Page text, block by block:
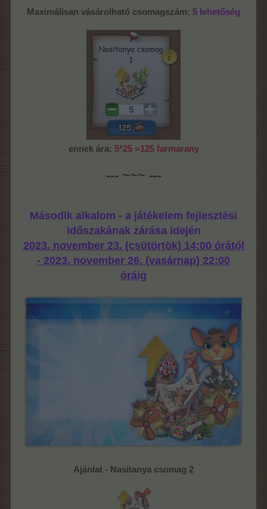
Maximálisan vásárolható csomagszám: 5 lehetőség
ennek ára: 5*25 =125 farmarany
--- ~~~ ---
Második alkalom - a játékelem fejlesztési
időszakának zárása idején
2023. november 23. (csütörtök) 14:00 órától
- 2023. november 26. (vasárnap) 22:00
óráig
Ajánlat - Nasitanya csomag 2